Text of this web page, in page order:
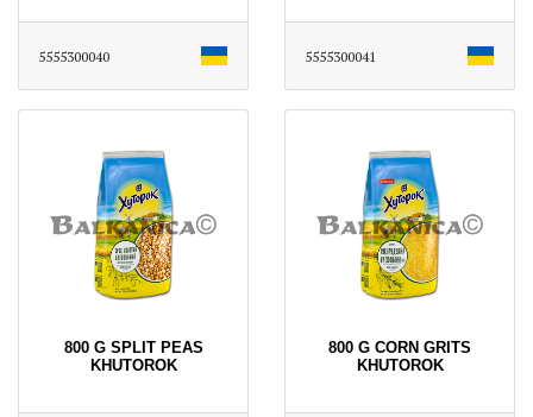
5555300040 5555300041
800 G SPLIT PEAS
KHUTOROK
800 G CORN GRITS
KHUTOROK